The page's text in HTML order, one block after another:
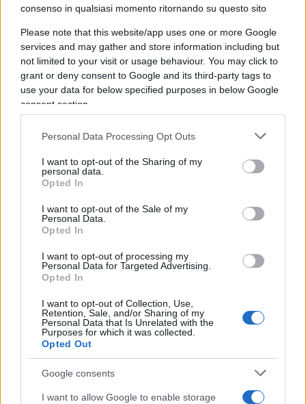
consenso in qualsiasi momento ritornando su questo sito
Please note that this website/app uses one or more Google
services and may gather and store information including but
not limited to your visit or usage behaviour. You may click to
grant or deny consent to Google and its third-party tags to
use your data for below specified purposes in below Google
consent section.
Personal Data Processing Opt Outs
I want to opt-out of the Sharing of my
personal data.
Opted In
I want to opt-out of the Sale of my
Personal Data.
Opted In
I want to opt-out of processing my
Personal Data for Targeted Advertising.
Opted In
I want to opt-out of Collection, Use,
Retention, Sale, and/or Sharing of my
Personal Data that Is Unrelated with the
Purposes for which it was collected.
Opted Out
Google consents
I want to allow Google to enable storage
Leggi anche:
“La Meloni non può andare a Sanremo”.
Cruciani sgancia la bomba
matrimonio tra due influencer, sai la novità, già
ordinate 4000 rose rosse, tutto dovrebbe avvenire
in diretta nell’orgasmo impotente della gara finta,
pesantemente indiziati questo
ex
digitale, di cosa non si sa,Giulia de Lellisrivale
di Ferragni, “che sfoggia un anello da centomila
euro”. Questa Lellis che dice “io non leggo un libro
ma ne scrivo tanti”. A questo punto il cronista
standard o abbozza, si getta nel pastone fetido
della complicità, il battage inverecondo che tutto
macina e fa trangugiare, siccome “Sanremo è
Sanremo”; oppure, se vuol fingere una presa di